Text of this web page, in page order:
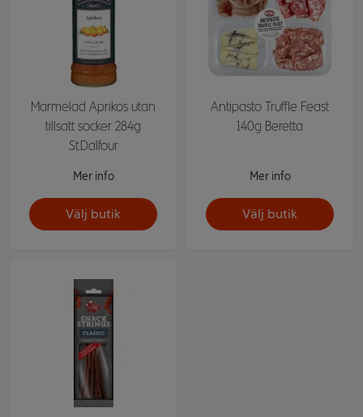
Marmelad Aprikos utan
tillsatt socker 284g
St.Dalfour
Mer info
Välj butik
Antipasto Truffle Feast
140g Beretta
Mer info
Välj butik